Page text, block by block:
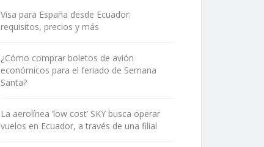
Visa para España desde Ecuador:
requisitos, precios y más
¿Cómo comprar boletos de avión
económicos para el feriado de Semana
Santa?
La aerolínea ‘low cost’ SKY busca operar
vuelos en Ecuador, a través de una filial